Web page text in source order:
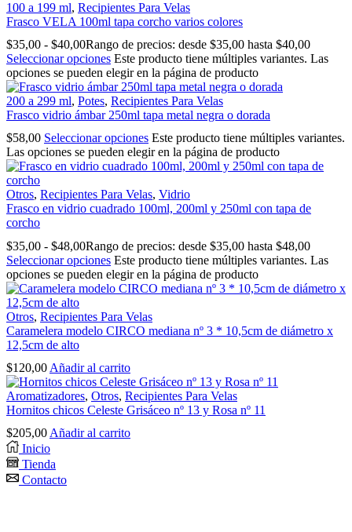
100 a 199 ml, Recipientes Para Velas
Frasco VELA 100ml tapa corcho varios colores
$35,00 - $40,00Rango de precios: desde $35,00 hasta $40,00
Seleccionar opciones Este producto tiene múltiples variantes. Las
opciones se pueden elegir en la página de producto
200 a 299 ml, Potes, Recipientes Para Velas
Frasco vidrio ámbar 250ml tapa metal negra o dorada
$58,00 Seleccionar opciones Este producto tiene múltiples variantes.
Las opciones se pueden elegir en la página de producto
Otros, Recipientes Para Velas, Vidrio
Frasco en vidrio cuadrado 100ml, 200ml y 250ml con tapa de
corcho
$35,00 - $48,00Rango de precios: desde $35,00 hasta $48,00
Seleccionar opciones Este producto tiene múltiples variantes. Las
opciones se pueden elegir en la página de producto
Otros, Recipientes Para Velas
Caramelera modelo CIRCO mediana nº 3 * 10,5cm de diámetro x
12,5cm de alto
$120,00 Añadir al carrito
Aromatizadores, Otros, Recipientes Para Velas
Hornitos chicos Celeste Grisáceo nº 13 y Rosa nº 11
$205,00 Añadir al carrito
Inicio
Tienda
Contacto